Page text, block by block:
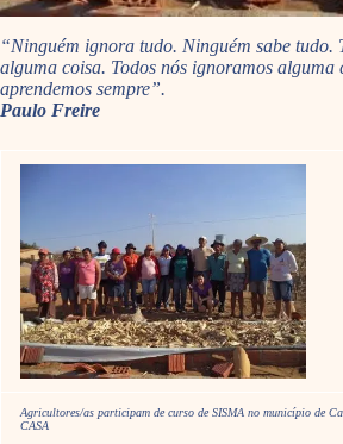
“Ninguém ignora tudo. Ninguém sabe tudo.
alguma coisa. Todos nós ignoramos alguma
aprendemos sempre”.
Paulo Freire
Agricultores/as participam de curso de SISMA no município de
CASA